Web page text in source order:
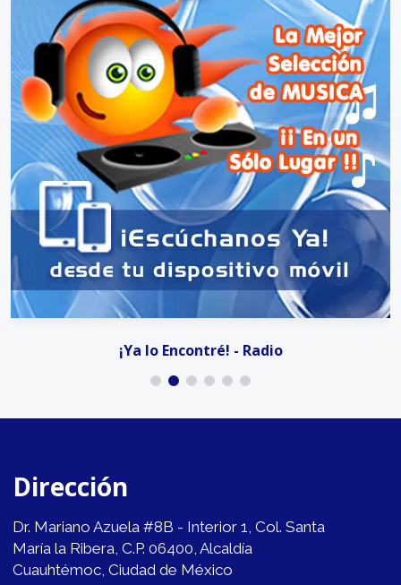
¡Ya lo Encontré! - Radio
Dirección
Dr. Mariano Azuela #8B - Interior 1, Col. Santa
María la Ribera, C.P. 06400, Alcaldía
Cuauhtémoc, Ciudad de México